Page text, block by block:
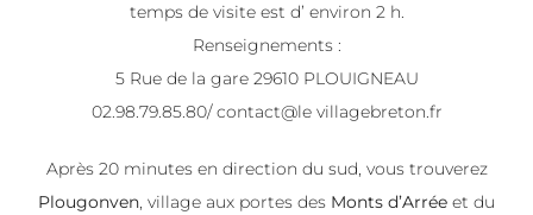
temps de visite est d’ environ 2 h.
Renseignements :
5 Rue de la gare 29610 PLOUIGNEAU
02.98.79.85.80/ contact@le villagebreton.fr
Après 20 minutes en direction du sud, vous trouverez
Plougonven, village aux portes des Monts d’Arrée et du